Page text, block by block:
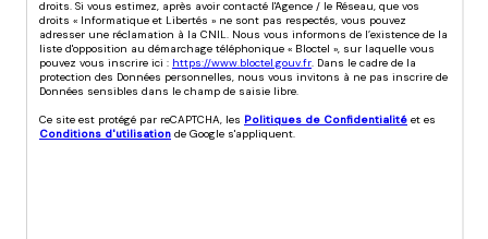
droits. Si vous estimez, après avoir contacté l'Agence / le Réseau, que vos
droits « Informatique et Libertés » ne sont pas respectés, vous pouvez
adresser une réclamation à la CNIL. Nous vous informons de l’existence de la
liste d'opposition au démarchage téléphonique « Bloctel », sur laquelle vous
pouvez vous inscrire ici : https://www.bloctel.gouv.fr. Dans le cadre de la
protection des Données personnelles, nous vous invitons à ne pas inscrire de
Données sensibles dans le champ de saisie libre.
Ce site est protégé par reCAPTCHA, les Politiques de Confidentialité et es
Conditions d'utilisation de Google s'appliquent.